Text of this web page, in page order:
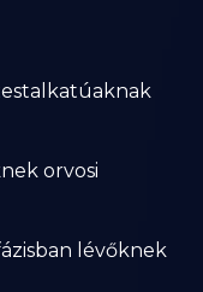
orvosi
lévőknek